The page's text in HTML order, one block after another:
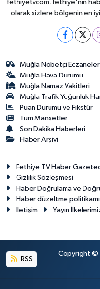
fethiyetvcom, fethiye'nin
olarak sizlere bölgenin en iyi
Muğla Nöbetçi Eczaneler
Muğla Hava Durumu
Muğla Namaz Vakitleri
Muğla Trafik Yoğunluk
Puan Durumu ve Fikstür
Tüm Manşetler
Son Dakika Haberleri
Haber Arşivi
Fethiye TV Haber
Gizlilik Sözleşmesi
Haber Doğrulama ve
Haber düzeltme
İletişim
Yayın
RSS
Copyright ©